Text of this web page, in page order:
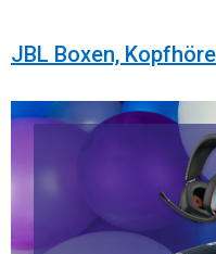
JBL Boxen,